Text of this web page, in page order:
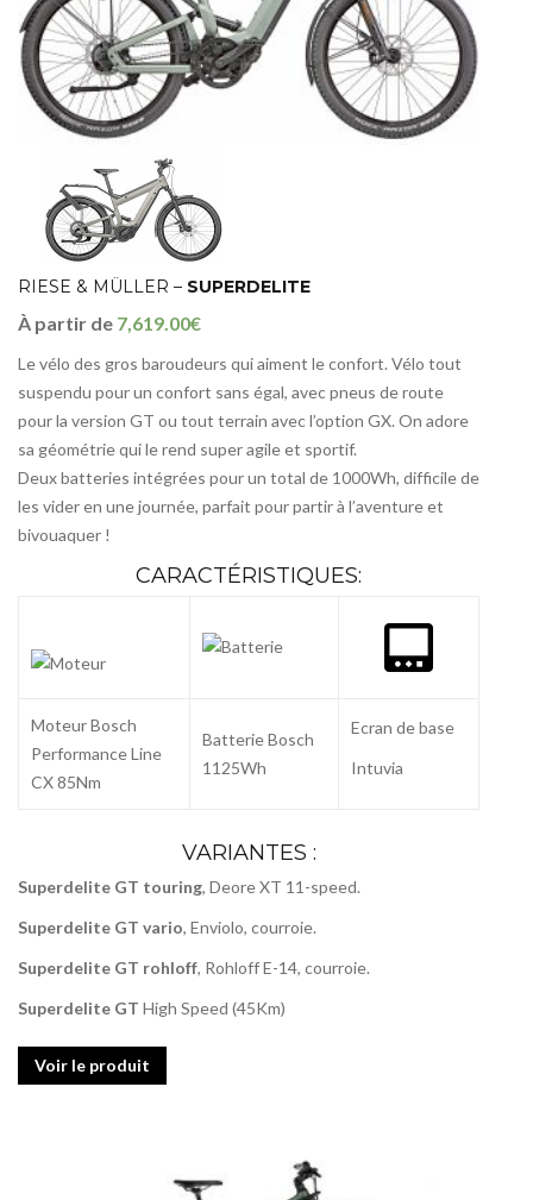
RIESE & MÜLLER – SUPERDELITE
À partir de 7,619.00€
Le vélo des gros baroudeurs qui aiment le confort. Vélo tout
suspendu pour un confort sans égal, avec pneus de route
pour la version GT ou tout terrain avec l’option GX. On adore
sa géométrie qui le rend super agile et sportif.
Deux batteries intégrées pour un total de 1000Wh, difficile de
les vider en une journée, parfait pour partir à l’aventure et
bivouaquer !
CARACTÉRISTIQUES:
Moteur Bosch
Performance Line
CX 85Nm
Batterie Bosch
1125Wh
Ecran de base
Intuvia
VARIANTES :
Superdelite GT touring, Deore XT 11-speed.
Superdelite GT vario, Enviolo, courroie.
Superdelite GT rohloff, Rohloff E-14, courroie.
Superdelite GT High Speed (45Km)
Voir le produit